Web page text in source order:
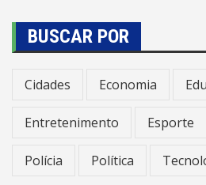
BUSCAR POR
Cidades Economia
Entretenimento Esporte
Polícia Política